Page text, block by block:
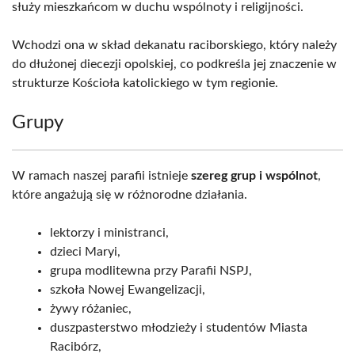
służy mieszkańcom w duchu wspólnoty i religijności.
Wchodzi ona w skład dekanatu raciborskiego, który należy
do dłużonej diecezji opolskiej, co podkreśla jej znaczenie w
strukturze Kościoła katolickiego w tym regionie.
Grupy
W ramach naszej parafii istnieje szereg grup i wspólnot,
które angażują się w różnorodne działania.
lektorzy i ministranci,
dzieci Maryi,
grupa modlitewna przy Parafii NSPJ,
szkoła Nowej Ewangelizacji,
żywy różaniec,
duszpasterstwo młodzieży i studentów Miasta
Racibórz,